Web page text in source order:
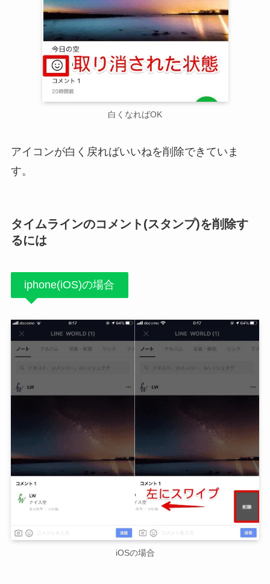
白くなればOK
アイコンが白く戻ればいいねを削除できていま
す。
タイムラインのコメント(スタンプ)を削除す
るには
iphone(iOS)の場合
iOSの場合